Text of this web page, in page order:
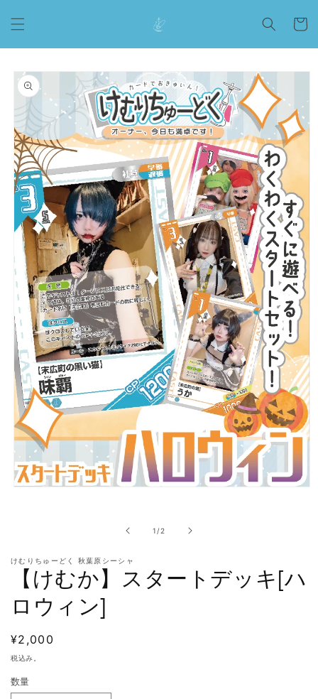
ンツに
進む
ー
商品情
報にス
キップ
メ
く
1 /の
2
けむりちゅーどく 秋葉原シーシャ
【けむか】スタートデッキ[ハ
ロウィン]
通
常
価
格
¥2,000
税込み。
数量